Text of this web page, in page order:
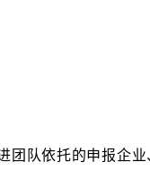
团队依托的申报企